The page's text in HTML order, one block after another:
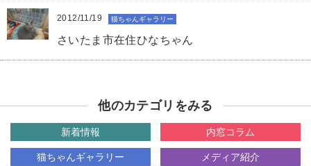
2012/11/19 猫ちゃんギャラリー
さいたま市在住ひなちゃん
他のカテゴリをみる
新着情報 内窓コラム
猫ちゃんギャラリー メディア紹介